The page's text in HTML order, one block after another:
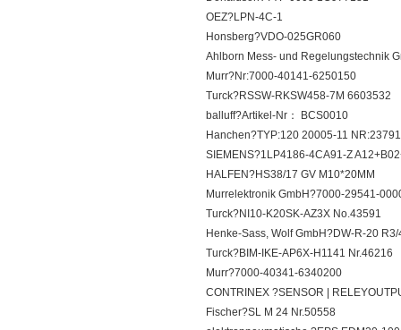
OEZ?LPN-4C-1
Honsberg?VDO-025GR060
Ahlborn Mess- und Regelungstechnik
Murr?Nr:7000-40141-6250150
Turck?RSSW-RKSW458-7M 6603532
balluff?Artikel-Nr： BCS0010
Hanchen?TYP:120 20005-11
SIEMENS?1LP4186-4CA91-Z
HALFEN?HS38/17 GV M10*20MM
Murrelektronik GmbH?7000-29541-
Turck?NI10-K20SK-AZ3X No.43591
Henke-Sass, Wolf GmbH?DW-R-20 R3/
Turck?BIM-IKE-AP6X-H1141 Nr.46216
Murr?7000-40341-6340200
CONTRINEX ?SENSOR |
Fischer?SL M 24 Nr.50558